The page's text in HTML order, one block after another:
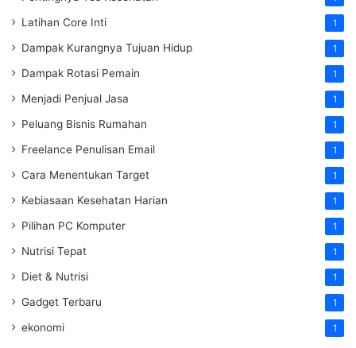
Latihan Core Inti 1
Dampak Kurangnya Tujuan Hidup 1
Dampak Rotasi Pemain 1
Menjadi Penjual Jasa 1
Peluang Bisnis Rumahan 1
Freelance Penulisan Email 1
Cara Menentukan Target 1
Kebiasaan Kesehatan Harian 1
Pilihan PC Komputer 1
Nutrisi Tepat 1
Diet & Nutrisi 1
Gadget Terbaru 1
ekonomi 1